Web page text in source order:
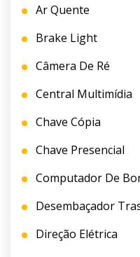
Ar Quente
Brake Light
Câmera De Ré
Central Multimídia
Chave Cópia
Chave Presencial
Computador De
Desembaçador
Direção Elétrica